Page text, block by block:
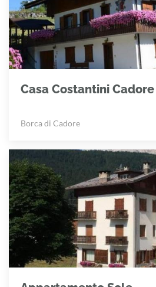
Casa Costantini Cadore
Borca di Cadore